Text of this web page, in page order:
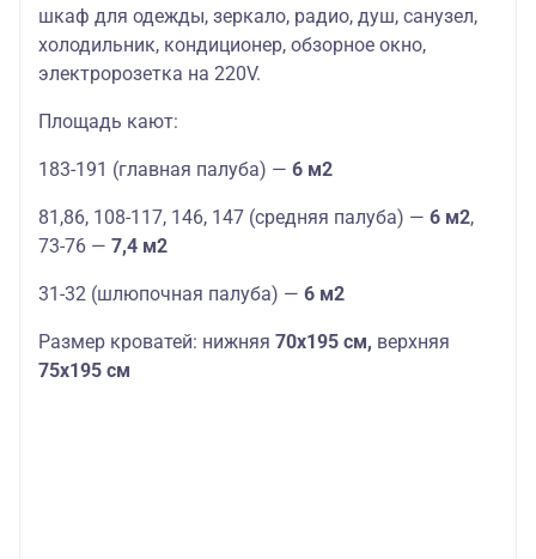
шкаф для одежды, зеркало, радио, душ, санузел,
холодильник, кондиционер, обзорное окно,
электророзетка на 220V.
Площадь кают:
183-191 (главная палуба) — 6 м2
81,86, 108-117, 146, 147 (средняя палуба) — 6 м2,
73-76 — 7,4 м2
31-32 (шлюпочная палуба) — 6 м2
Размер кроватей: нижняя 70х195 см, верхняя
75х195 см